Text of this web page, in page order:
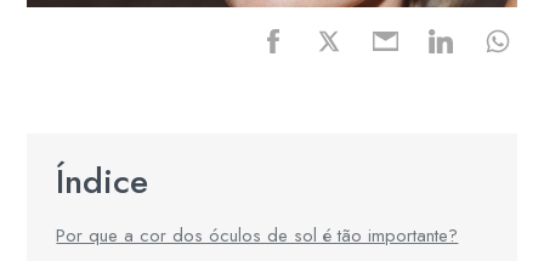
Índice
Por que a cor dos óculos de sol é tão importante?